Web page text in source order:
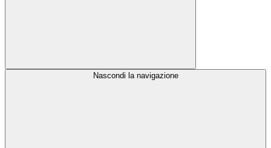
Nascondi la navigazione